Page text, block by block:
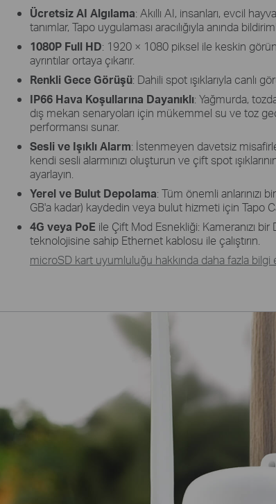
Ücretsiz AI Algılama: Akıllı AI, insanları, evcil
tanımlar, Tapo uygulaması aracılığıyla anında
1080P Full HD: 1920 × 1080 piksel ile keskin
ayrıntılar ortaya çıkarır.
Renkli Gece Görüşü: Dahili spot ışıklarıyla canlı
IP66 Hava Koşullarına Dayanıklı: Yağmurda,
dış mekan senaryoları için mükemmel su ve toz
performansı sunar.
Sesli ve Işıklı Alarm: İstenmeyen davetsiz
kendi sesli alarmınızı oluşturun ve çift spot
ayarlayın.
Yerel ve Bulut Depolama: Tüm önemli anlarınızı bir
GB'a kadar) kaydedin veya bulut hizmeti için Tapo
4G veya PoE ile Çift Mod Esnekliği: Kameranızı
teknolojisine sahip Ethernet kablosu ile çalıştırın.
microSD kart uyumluluğu hakkında daha fazla bilgi